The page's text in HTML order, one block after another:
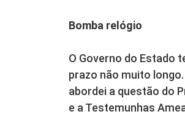
Bomba relógio
O Governo do Estado
prazo não muito
abordei a questão do
e a Testemunhas